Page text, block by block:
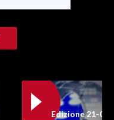
Edizione 21-05-